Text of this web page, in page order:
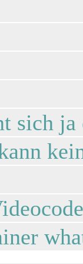
sich ja